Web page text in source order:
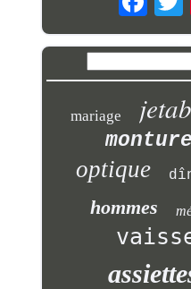
mariage
monture
optique
hommes